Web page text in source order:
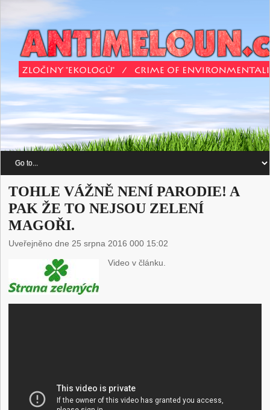
TOHLE VÁŽNĚ NENÍ PARODIE! A
PAK ŽE TO NEJSOU ZELENÍ
MAGOŘI.
Uveřejněno dne 25 srpna 2016 000 15:02
Video v článku.